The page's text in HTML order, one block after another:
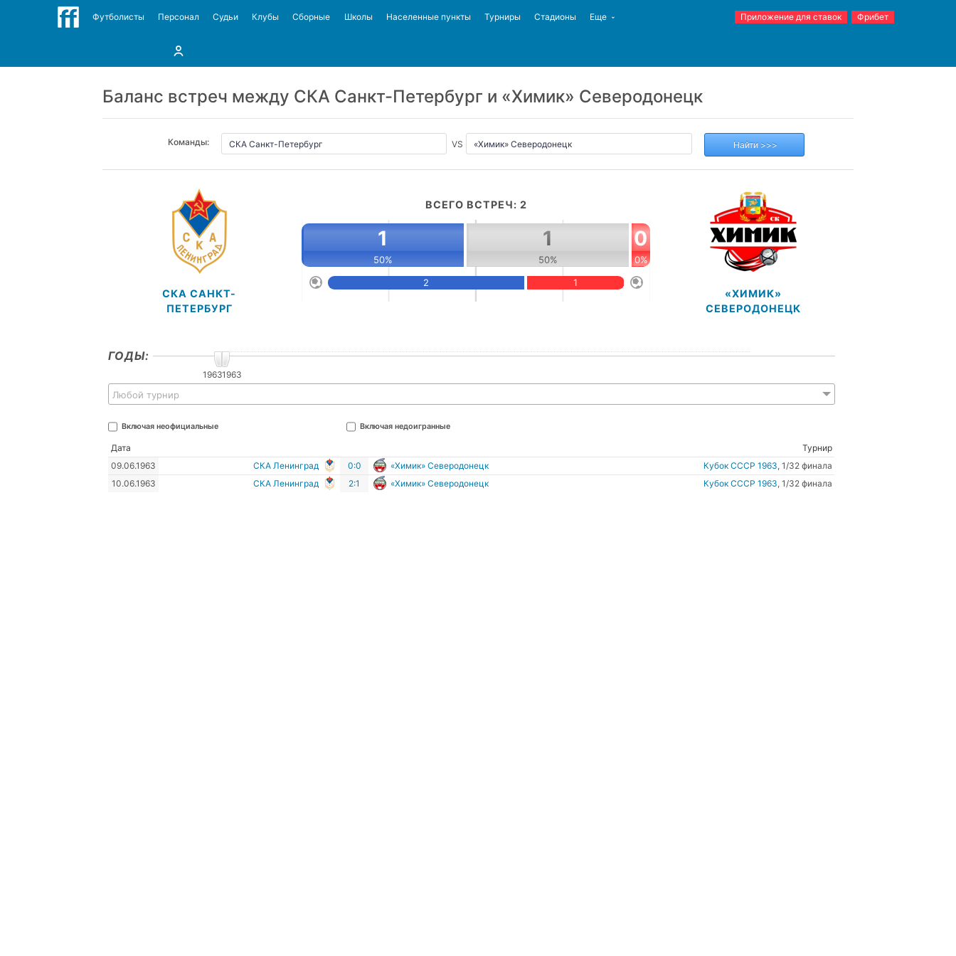
Футболисты Персонал Судьи Клубы Сборные Школы Населенные пункты Турниры Стадионы Еще Приложение для ставок Фрибет
Баланс встреч между СКА Санкт-Петербург и «Химик» Северодонецк
Команды: VS
СКА САНКТ-
ПЕТЕРБУРГ
ВСЕГО ВСТРЕЧ: 2
1
50%
1
50%
0
0%
2
1
«ХИМИК»
СЕВЕРОДОНЕЦК
ГОДЫ:
19631963
Любой турнир
Включая неофициальные Включая недоигранные
Дата
Турнир
09.06.1963
СКА Ленинград 0:0 «Химик» Северодонецк Кубок СССР 1963, 1/32 финала
10.06.1963
СКА Ленинград 2:1 «Химик» Северодонецк Кубок СССР 1963, 1/32 финала